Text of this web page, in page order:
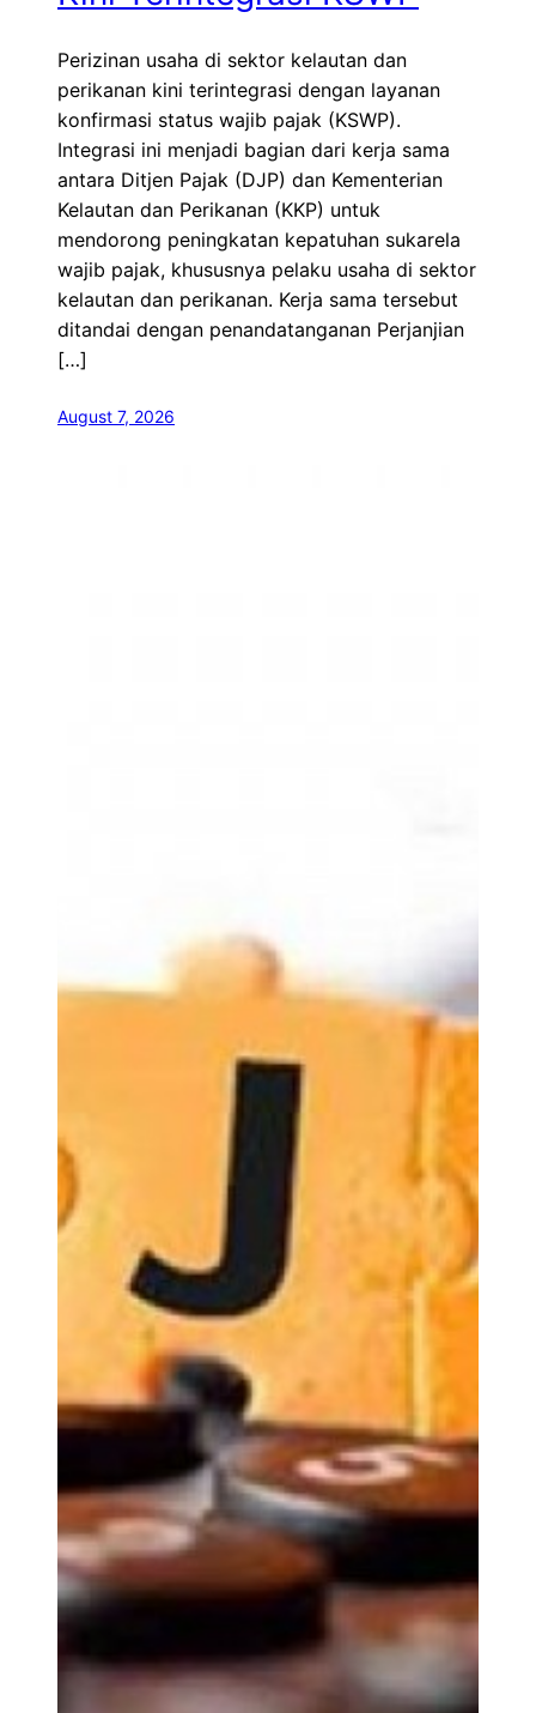
Perizinan usaha di sektor kelautan dan
perikanan kini terintegrasi dengan layanan
konfirmasi status wajib pajak (KSWP).
Integrasi ini menjadi bagian dari kerja sama
antara Ditjen Pajak (DJP) dan Kementerian
Kelautan dan Perikanan (KKP) untuk
mendorong peningkatan kepatuhan sukarela
wajib pajak, khususnya pelaku usaha di sektor
kelautan dan perikanan. Kerja sama tersebut
ditandai dengan penandatanganan Perjanjian
[…]
August 7, 2026